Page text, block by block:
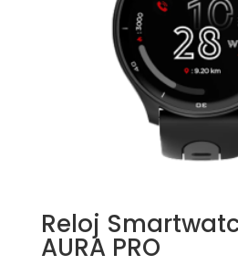
Reloj
AURA PRO